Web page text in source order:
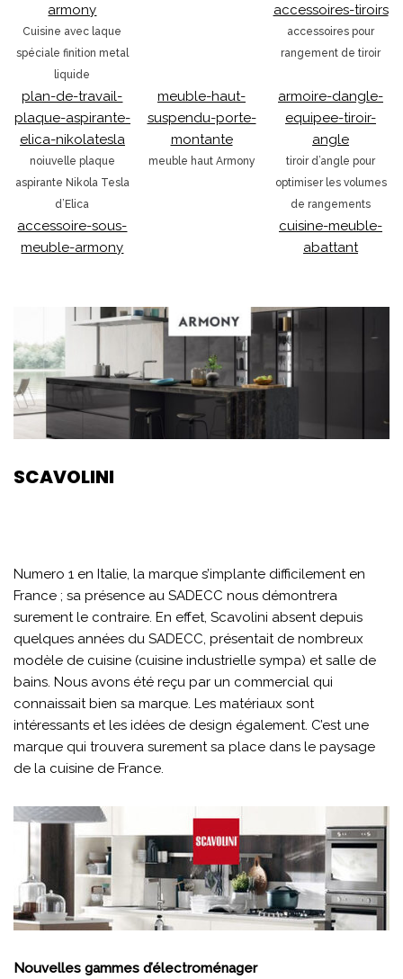
armony
Cuisine avec laque
spéciale finition metal
liquide
accessoires-tiroirs
accessoires pour
rangement de tiroir
plan-de-travail-
plaque-aspirante-
elica-nikolatesla
noiuvelle plaque
aspirante Nikola Tesla
d’Elica
meuble-haut-
suspendu-porte-
montante
meuble haut Armony
armoire-dangle-
equipee-tiroir-
angle
tiroir d’angle pour
optimiser les volumes
de rangements
accessoire-sous-
meuble-armony
cuisine-meuble-
abattant
SCAVOLINI
Numero 1 en Italie, la marque s’implante difficilement en
France ; sa présence au SADECC nous démontrera
surement le contraire. En effet, Scavolini absent depuis
quelques années du SADECC, présentait de nombreux
modèle de cuisine (cuisine industrielle sympa) et salle de
bains. Nous avons été reçu par un commercial qui
connaissait bien sa marque. Les matériaux sont
intéressants et les idées de design également. C’est une
marque qui trouvera surement sa place dans le paysage
de la cuisine de France.
Nouvelles gammes d’électroménager